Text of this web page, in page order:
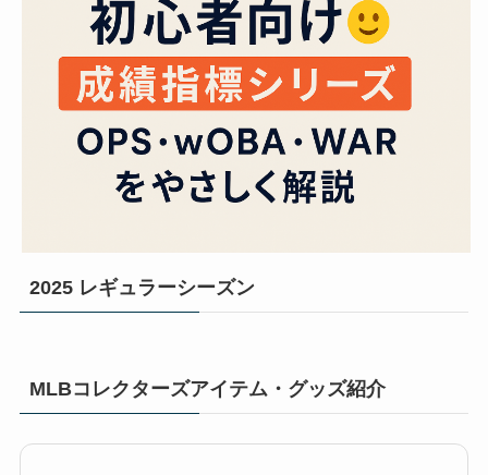
2025 レギュラーシーズン
MLBコレクターズアイテム・グッズ紹介